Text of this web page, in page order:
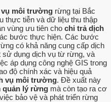
môi trường rừng tại Bắc
thực tiễn và dữ liệu thu thập
vùng ưu tiên cho chi trả dịch
bước thực hiện. Các bước
có khả năng cung cấp dịch
dụng dịch vụ từ rừng, và
áp dụng công nghệ GIS trong
độ chính xác và hiệu quả
vụ môi trường. Đề xuất này
quản lý rừng mà còn tạo ra cơ
bảo vệ và phát triển rừng